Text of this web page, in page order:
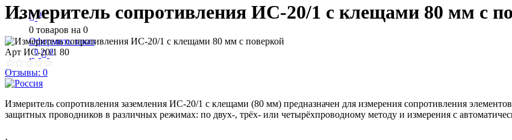
0
0 товаров на 0
Оформить заказ
0 0
Измеритель сопротивления ИС-20/1 с клещами 80 мм с
Арт ИС-20/1 80
Отзывы: 0
Измеритель сопротивления заземления ИС-20/1 с клещами (80 мм) предназначен для измерения сопротивления
защитных проводников в различных режимах: по двух-, трёх- или четырёхпроводному методу и измерения с